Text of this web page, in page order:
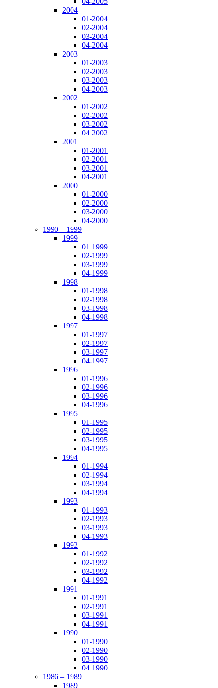
2004
01-2004
02-2004
03-2004
04-2004
2003
01-2003
02-2003
03-2003
04-2003
2002
01-2002
02-2002
03-2002
04-2002
2001
01-2001
02-2001
03-2001
04-2001
2000
01-2000
02-2000
03-2000
04-2000
1990 – 1999
1999
01-1999
02-1999
03-1999
04-1999
1998
01-1998
02-1998
03-1998
04-1998
1997
01-1997
02-1997
03-1997
04-1997
1996
01-1996
02-1996
03-1996
04-1996
1995
01-1995
02-1995
03-1995
04-1995
1994
01-1994
02-1994
03-1994
04-1994
1993
01-1993
02-1993
03-1993
04-1993
1992
01-1992
02-1992
03-1992
04-1992
1991
01-1991
02-1991
03-1991
04-1991
1990
01-1990
02-1990
03-1990
04-1990
1986 – 1989
1989